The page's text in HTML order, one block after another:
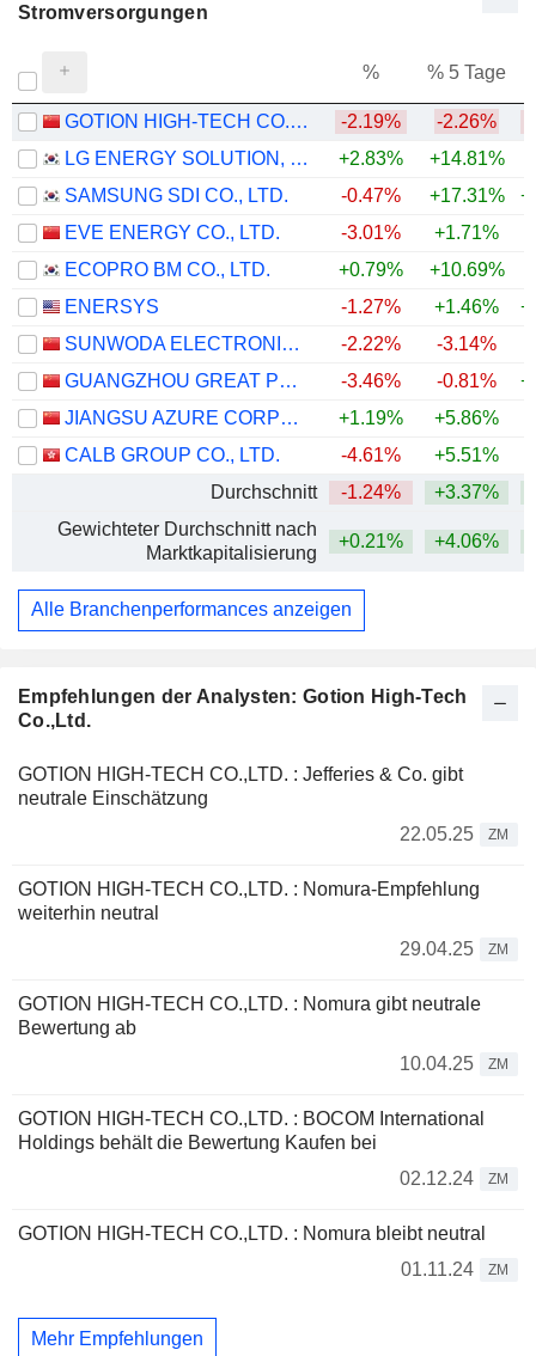
Empfehlungen der Analysten: Gotion High-Tech
Co.,Ltd.
GOTION HIGH-TECH CO.,LTD. : Jefferies & Co. gibt
neutrale Einschätzung
22.05.25
ZM
GOTION HIGH-TECH CO.,LTD. : Nomura-Empfehlung
weiterhin neutral
29.04.25
ZM
GOTION HIGH-TECH CO.,LTD. : Nomura gibt neutrale
Bewertung ab
10.04.25
ZM
GOTION HIGH-TECH CO.,LTD. : BOCOM International
Holdings behält die Bewertung Kaufen bei
02.12.24
ZM
GOTION HIGH-TECH CO.,LTD. : Nomura bleibt neutral
01.11.24
ZM
Mehr Empfehlungen
Stromversorgungen
% % 5 Tage
GOTION HIGH-TECH CO.,LTD. -2.19% -2.26%
LG ENERGY SOLUTION, LTD.
+2.83% +14.81%
SAMSUNG SDI CO., LTD.
-0.47% +17.31%
EVE ENERGY CO., LTD.
-3.01% +1.71%
ECOPRO BM CO., LTD.
+0.79% +10.69%
ENERSYS
-1.27% +1.46%
SUNWODA ELECTRONIC CO.,LTD
-2.22% -3.14%
GUANGZHOU GREAT POWER ENERGY AND TECHNOLOGY CO., LTD
-3.46% -0.81%
JIANGSU AZURE CORPORATION
+1.19% +5.86%
CALB GROUP CO., LTD.
-4.61% +5.51%
Durchschnitt
-1.24% +3.37%
Gewichteter Durchschnitt nach
Marktkapitalisierung
+0.21% +4.06%
Alle Branchenperformances anzeigen